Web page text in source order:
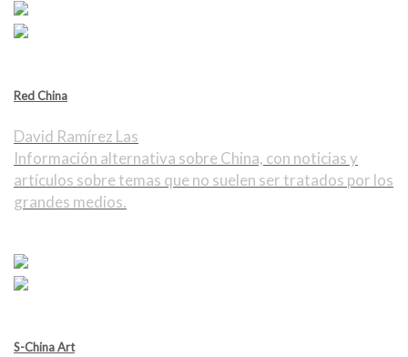
Red China
David Ramírez Las
Información alternativa sobre China, con noticias y
artículos sobre temas que no suelen ser tratados por los
grandes medios.
S-China Art